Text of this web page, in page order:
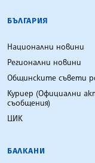
БЪЛГАРСКА
БЪЛГАРИЯ
Национални новини
Регионални новини
Общинските съвети
Куриер (Официални
съобщения)
ЦИК
БАЛКАНИ